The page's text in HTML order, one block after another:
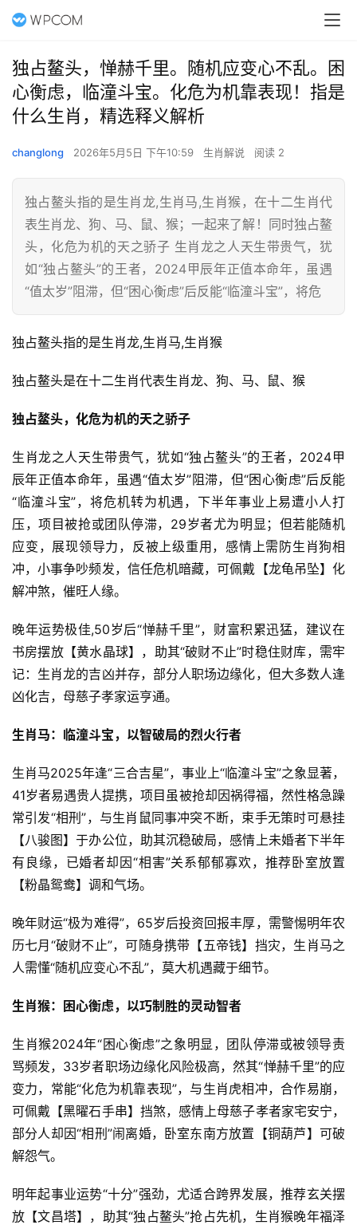
独占鳌头，惮赫千里。随机应变心不乱。困
心衡虑，临潼斗宝。化危为机靠表现！指是
什么生肖，精选释义解析
changlong 2026年5月5日 下午10:59 生肖解说 阅读 2
独占鳌头指的是生肖龙,生肖马,生肖猴，在十二生肖代
表生肖龙、狗、马、鼠、猴；一起来了解！同时独占鳌
头，化危为机的天之骄子 生肖龙之人天生带贵气，犹
如“独占鳌头”的王者，2024甲辰年正值本命年，虽遇
“值太岁”阻滞，但“困心衡虑”后反能“临潼斗宝”，将危
独占鳌头指的是生肖龙,生肖马,生肖猴
独占鳌头是在十二生肖代表生肖龙、狗、马、鼠、猴
独占鳌头，化危为机的天之骄子
生肖龙之人天生带贵气，犹如“独占鳌头”的王者，2024甲
辰年正值本命年，虽遇“值太岁”阻滞，但“困心衡虑”后反能
“临潼斗宝”，将危机转为机遇，下半年事业上易遭小人打
压，项目被抢或团队停滞，29岁者尤为明显；但若能随机
应变，展现领导力，反被上级重用，感情上需防生肖狗相
冲，小事争吵频发，信任危机暗藏，可佩戴【龙龟吊坠】化
解冲煞，催旺人缘。
晚年运势极佳,50岁后“惮赫千里”，财富积累迅猛，建议在
书房摆放【黄水晶球】，助其“破财不止”时稳住财库，需牢
记：生肖龙的吉凶并存，部分人职场边缘化，但大多数人逢
凶化吉，母慈子孝家运亨通。
生肖马：临潼斗宝，以智破局的烈火行者
生肖马2025年逢“三合吉星”，事业上“临潼斗宝”之象显著，
41岁者易遇贵人提携，项目虽被抢却因祸得福，然性格急躁
常引发“相刑”，与生肖鼠同事冲突不断，束手无策时可悬挂
【八骏图】于办公位，助其沉稳破局，感情上未婚者下半年
有良缘，已婚者却因“相害”关系郁郁寡欢，推荐卧室放置
【粉晶鸳鸯】调和气场。
晚年财运“极为难得”，65岁后投资回报丰厚，需警惕明年农
历七月“破财不止”，可随身携带【五帝钱】挡灾，生肖马之
人需懂“随机应变心不乱”，莫大机遇藏于细节。
生肖猴：困心衡虑，以巧制胜的灵动智者
生肖猴2024年“困心衡虑”之象明显，团队停滞或被领导责
骂频发，33岁者职场边缘化风险极高，然其“惮赫千里”的应
变力，常能“化危为机靠表现”，与生肖虎相冲，合作易崩，
可佩戴【黑曜石手串】挡煞，感情上母慈子孝者家宅安宁，
部分人却因“相刑”闹离婚，卧室东南方放置【铜葫芦】可破
解怨气。
明年起事业运势“十分”强劲，尤适合跨界发展，推荐玄关摆
放【文昌塔】，助其“独占鳌头”抢占先机，生肖猴晚年福泽